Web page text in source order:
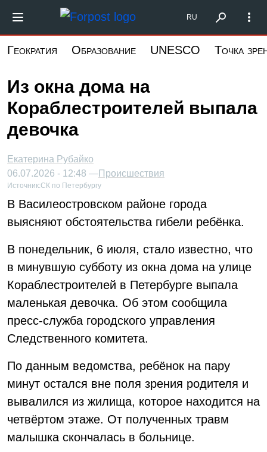
основному
Форпост Северо-Запад
RU
Геократия Образование UNESCO Точка
Из окна дома на
Кораблестроителей выпала
девочка
Екатерина Рубайко
06.07.2026 - 12:48 —Происшествия
Источник:СК по Петербургу
В Василеостровском районе города
выясняют обстоятельства гибели ребёнка.
В понедельник, 6 июля, стало известно, что
в минувшую субботу из окна дома на улице
Кораблестроителей в Петербурге выпала
маленькая девочка. Об этом сообщила
пресс-служба городского управления
Следственного комитета.
По данным ведомства, ребёнок на пару
минут остался вне поля зрения родителя и
вывалился из жилища, которое находится на
четвёртом этаже. От полученных травм
малышка скончалась в больнице.